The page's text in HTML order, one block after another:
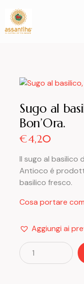
Sugo al
Bon’Ora.
€4,20
Il sugo al basilico
Antioco é
basilico fresco.
Cosa portare
Aggiungi ai